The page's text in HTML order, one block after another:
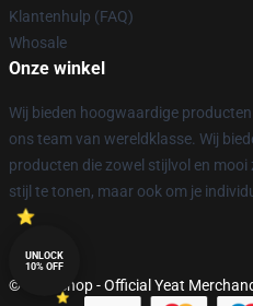
Klantenhulp (FAQ)
Whosale
Onze winkel
Wij bieden hoogwaardige
ons team van wereldklasse. Wij
producten die zowel stijlvol en mooi
stijl te tonen, maar ook om je
© Yeat Shop - Official Yeat
UNLOCK
10% OFF